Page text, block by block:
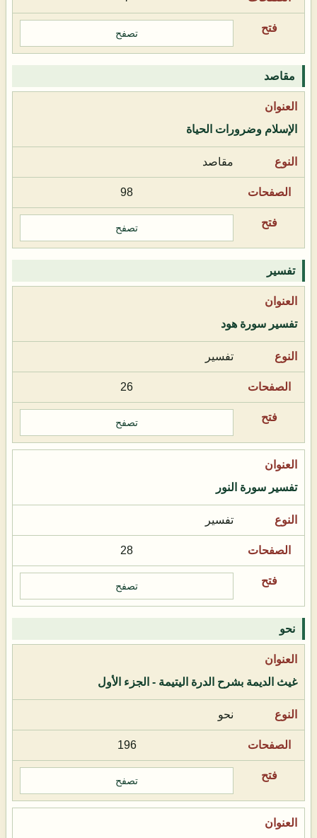
تصفح
مقاصد
الإسلام وضرورات الحياة
مقاصد
98
تصفح
تفسير
تفسير سورة هود
تفسير
26
تصفح
تفسير سورة النور
تفسير
28
تصفح
نحو
غيث الديمة بشرح الدرة اليتيمة - الجزء الأول
نحو
196
تصفح